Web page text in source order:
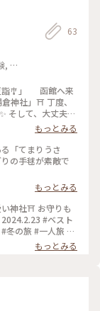
リーム🍦でした😋
ゴーラー隊
, 名
63
神社」⛩️ 丁度、
そして、大丈夫御
もっとみる
「てまりうさ
の手毬が素敵で
もっとみる
い神社⛩ お守りも
#ベスト
冬の旅 #一人旅 #
益めぐりもっとみる